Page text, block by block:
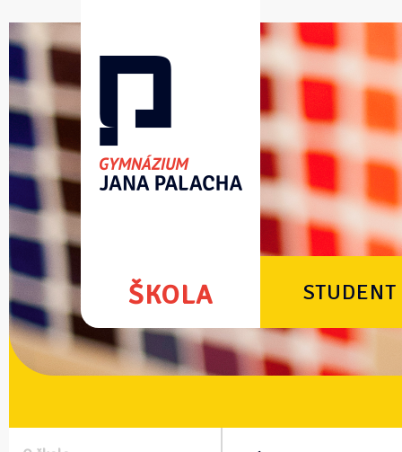
ŠKOLA STUDENT